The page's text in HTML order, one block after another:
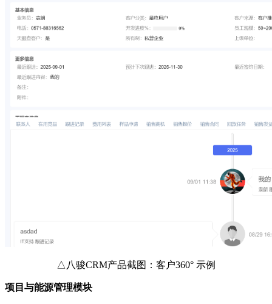
△八骏CRM产品截图：客户360° 示例
项目与能源管理模块